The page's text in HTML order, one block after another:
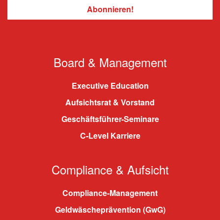
Board & Management
Executive Education
Aufsichtsrat & Vorstand
Geschäftsführer-Seminare
C-Level Karriere
Compliance & Aufsicht
Compliance-Management
Geldwäscheprävention (GwG)